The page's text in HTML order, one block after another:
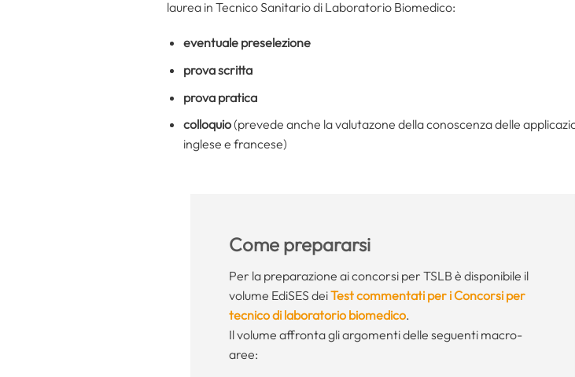
laurea in Tecnico Sanitario di Laboratorio Biomedico:
eventuale preselezione
prova scritta
prova pratica
colloquio(prevede anche la valutazone della conoscenza delle
inglese e francese)
Come prepararsi
Per la preparazione ai concorsi per TSLB è disponibile il
volume EdiSES deiTest commentati per i Concorsi per
tecnico di laboratorio biomedico.
Il volume affronta gli argomenti delle seguenti macro-
aree: